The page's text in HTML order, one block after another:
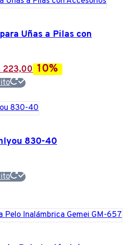
$ 493,00.
Uñas a Pilas con
223,00El
es:
10%
830-40